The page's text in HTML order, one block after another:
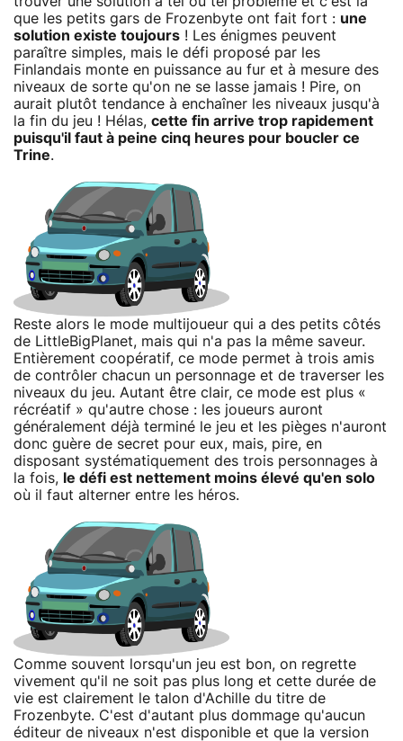
que les petits gars de Frozenbyte ont fait fort : une
solution existe toujours ! Les énigmes peuvent
paraître simples, mais le défi proposé par les
Finlandais monte en puissance au fur et à mesure des
niveaux de sorte qu'on ne se lasse jamais ! Pire, on
aurait plutôt tendance à enchaîner les niveaux jusqu'à
la fin du jeu ! Hélas, cette fin arrive trop rapidement
puisqu'il faut à peine cinq heures pour boucler ce
Trine.
Reste alors le mode multijoueur qui a des petits côtés
de LittleBigPlanet, mais qui n'a pas la même saveur.
Entièrement coopératif, ce mode permet à trois amis
de contrôler chacun un personnage et de traverser les
niveaux du jeu. Autant être clair, ce mode est plus «
récréatif » qu'autre chose : les joueurs auront
généralement déjà terminé le jeu et les pièges n'auront
donc guère de secret pour eux, mais, pire, en
disposant systématiquement des trois personnages à
la fois, le défi est nettement moins élevé qu'en solo
où il faut alterner entre les héros.
Comme souvent lorsqu'un jeu est bon, on regrette
vivement qu'il ne soit pas plus long et cette durée de
vie est clairement le talon d'Achille du titre de
Frozenbyte. C'est d'autant plus dommage qu'aucun
éditeur de niveaux n'est disponible et que la version